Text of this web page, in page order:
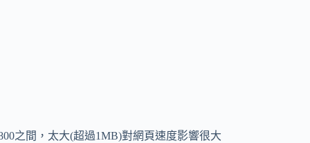
之間，太大(超過1MB)對網頁速度影響很大